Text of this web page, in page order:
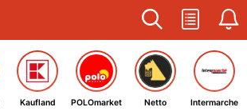
Kaufland POLOmarket Netto Intermarche